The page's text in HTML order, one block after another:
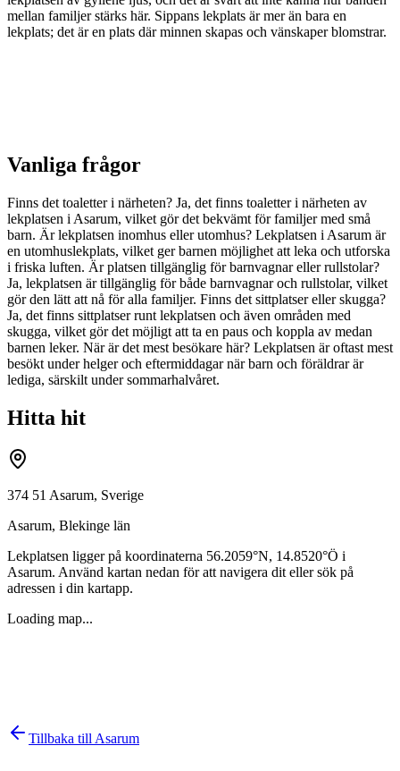
mellan familjer stärks här. Sippans lekplats är mer än bara en
lekplats; det är en plats där minnen skapas och vänskaper blomstrar.
Vanliga frågor
Finns det toaletter i närheten? Ja, det finns toaletter i närheten av
lekplatsen i Asarum, vilket gör det bekvämt för familjer med små
barn. Är lekplatsen inomhus eller utomhus? Lekplatsen i Asarum är
en utomhuslekplats, vilket ger barnen möjlighet att leka och utforska
i friska luften. Är platsen tillgänglig för barnvagnar eller rullstolar?
Ja, lekplatsen är tillgänglig för både barnvagnar och rullstolar, vilket
gör den lätt att nå för alla familjer. Finns det sittplatser eller skugga?
Ja, det finns sittplatser runt lekplatsen och även områden med
skugga, vilket gör det möjligt att ta en paus och koppla av medan
barnen leker. När är det mest besökare här? Lekplatsen är oftast mest
besökt under helger och eftermiddagar när barn och föräldrar är
lediga, särskilt under sommarhalvåret.
Hitta hit
374 51 Asarum, Sverige
Asarum, Blekinge län
Lekplatsen ligger på koordinaterna 56.2059°N, 14.8520°Ö i
Asarum. Använd kartan nedan för att navigera dit eller sök på
adressen i din kartapp.
Loading map...
Tillbaka till Asarum